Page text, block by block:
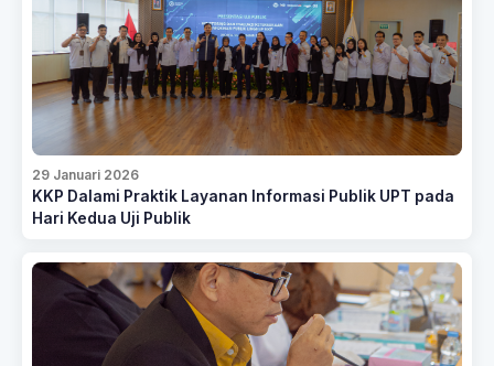
29 Januari 2026
KKP Dalami Praktik Layanan Informasi Publik UPT pada
Hari Kedua Uji Publik